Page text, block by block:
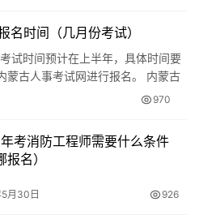
时间（几月份考试）
试时间预计在上半年，具体时间要
蒙古人事考试网进行报名。 内蒙古
消防工程专业中专学历，从事…
970
考消防工程师需要什么条件
报名）
月30日 926